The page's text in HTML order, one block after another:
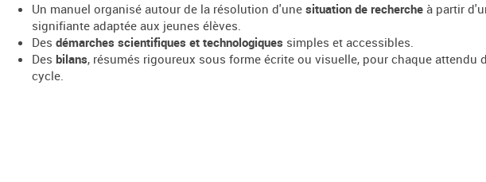
Un manuel organisé autour de la résolution d'une situation de recherche à partir
signifiante adaptée aux jeunes élèves.
Des démarches scientifiques et technologiques simples et accessibles.
Des bilans, résumés rigoureux sous forme écrite ou visuelle, pour chaque attendu
cycle.